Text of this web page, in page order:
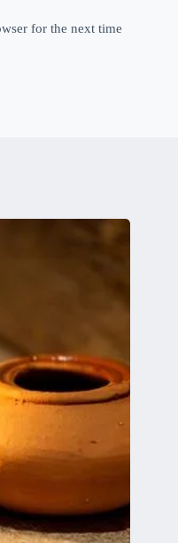
for the next time